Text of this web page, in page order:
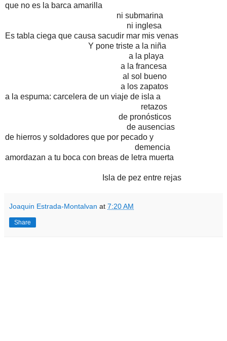
que no es la barca amarilla
ni submarina
ni inglesa
Es tabla ciega que causa sacudir mar mis venas
Y pone triste a la niña
a la playa
a la francesa
al sol bueno
a los zapatos
a la espuma: carcelera de un viaje de isla a
retazos
de pronósticos
de ausencias
de hierros y soldadores que por pecado y
demencia
amordazan a tu boca con breas de letra muerta
Isla de pez entre rejas
Joaquin Estrada-Montalvan at 7:20 AM
Share